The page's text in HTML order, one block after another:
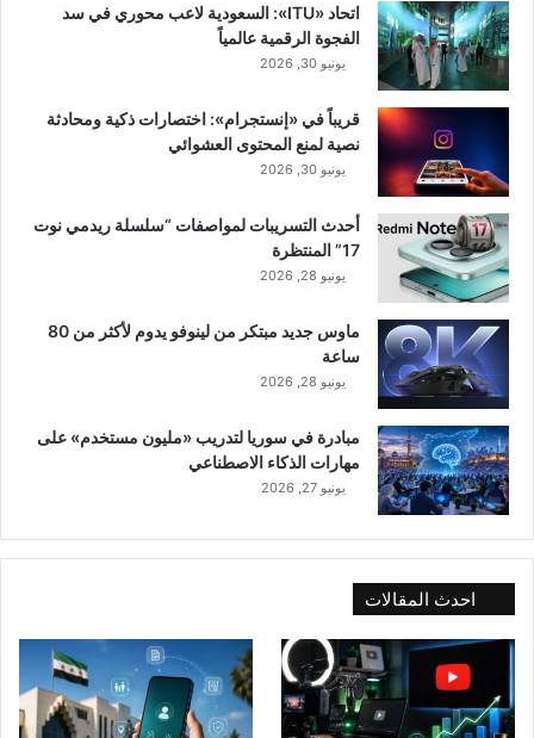
اتحاد «ITU»: السعودية لاعب محوري في سد
الفجوة الرقمية عالمياً
يونيو 30, 2026
قريباً في «إنستجرام»: اختصارات ذكية ومحادثة
نصية لمنع المحتوى العشوائي
يونيو 30, 2026
أحدث التسريبات لمواصفات “سلسلة ريدمي نوت
17” المنتظرة
يونيو 28, 2026
ماوس جديد مبتكر من لينوفو يدوم لأكثر من 80
ساعة
يونيو 28, 2026
مبادرة في سوريا لتدريب «مليون مستخدم» على
مهارات الذكاء الاصطناعي
يونيو 27, 2026
احدث المقالات